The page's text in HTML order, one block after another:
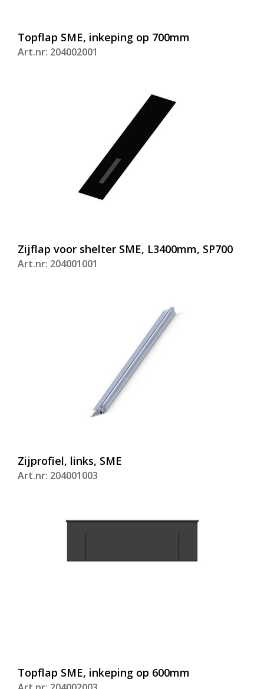
Topflap SME, inkeping op 700mm
Art.nr: 204002001
Zijflap voor shelter SME, L3400mm, SP700
Art.nr: 204001001
Zijprofiel, links, SME
Art.nr: 204001003
Topflap SME, inkeping op 600mm